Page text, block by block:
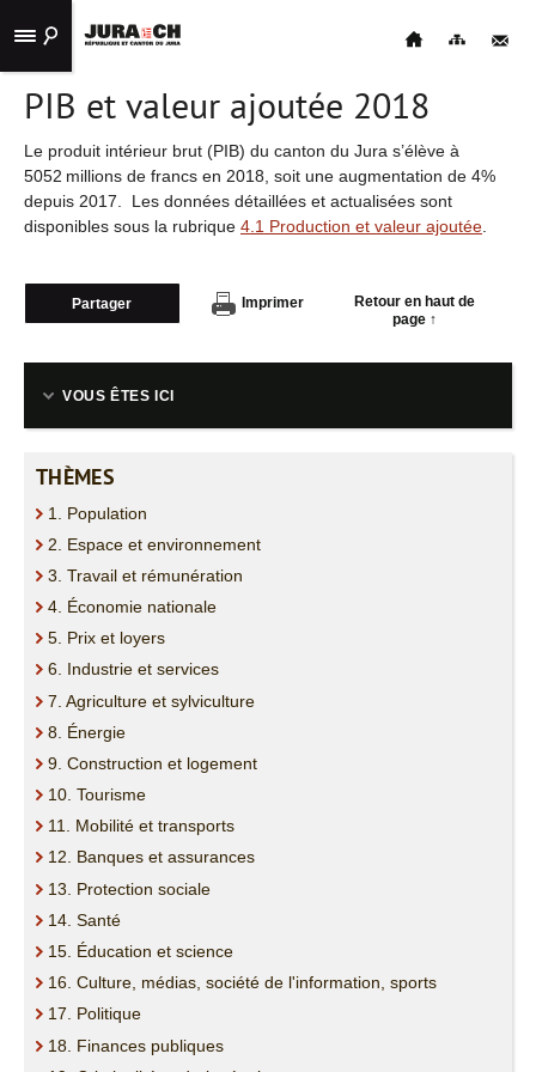
ACCUEIL
STATISTIQUES
PUBLICATIONS
PIB et valeur ajoutée 2018
Le produit intérieur brut (PIB) du canton du Jura s’élève à
5052 millions de francs en 2018, soit une augmentation de 4%
depuis 2017. Les données détaillées et actualisées sont
disponibles sous la rubrique 4.1 Production et valeur ajoutée
Partager Imprimer
Retour en haut de
page ↑
VOUS ÊTES ICI
THÈMES
1. Population
2. Espace et environnement
3. Travail et rémunération
4. Économie nationale
5. Prix et loyers
6. Industrie et services
7. Agriculture et sylviculture
8. Énergie
9. Construction et logement
10. Tourisme
11. Mobilité et transports
12. Banques et assurances
13. Protection sociale
14. Santé
15. Éducation et science
16. Culture, médias, société de l'information, sports
17. Politique
18. Finances publiques